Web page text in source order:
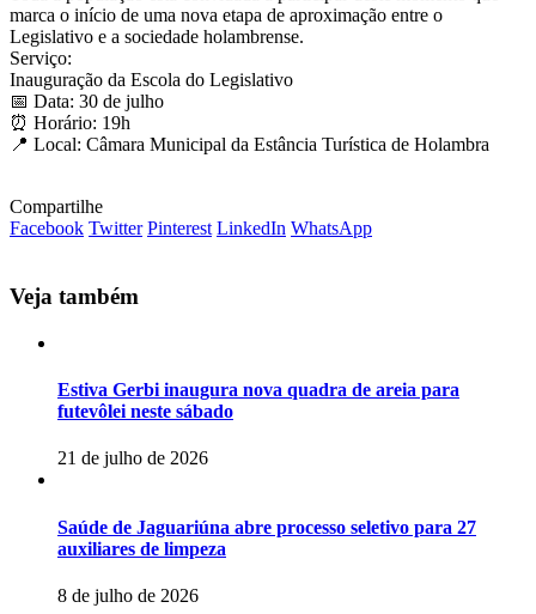
marca o início de uma nova etapa de aproximação entre o
Legislativo e a sociedade holambrense.
Serviço:
Inauguração da Escola do Legislativo
📅 Data: 30 de julho
⏰ Horário: 19h
📍 Local: Câmara Municipal da Estância Turística de Holambra
Compartilhe
Facebook Twitter Pinterest LinkedIn WhatsApp
Veja também
Estiva Gerbi inaugura nova quadra de areia para
futevôlei neste sábado
21 de julho de 2026
Saúde de Jaguariúna abre processo seletivo para 27
auxiliares de limpeza
8 de julho de 2026